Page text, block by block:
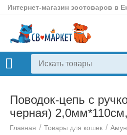
Интернет-магазин зоотоваров в
Поводок-цепь с
черная)
Главная / Товары для кошек /